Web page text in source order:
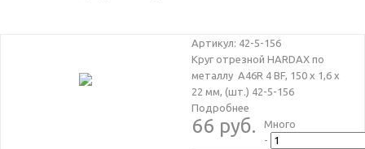
Артикул: 42-5-156
Круг отрезной HARDAX по
металлу A46R 4 BF, 150 х 1,6 х
22 мм, (шт.) 42-5-156
Подробнее
66 руб.
Много
-